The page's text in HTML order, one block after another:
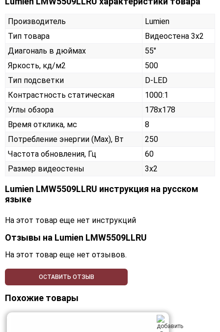
Производитель
Lumien
Тип товара
Видеостена 3х2
Диагональ в дюймах
55"
Яркость, кд/м2
500
Тип подсветки
D-LED
Контрастность статическая
1000:1
Углы обзора
178x178
Время отклика, мс
8
Потребление энергии (Max), Вт
250
Частота обновления, Гц
60
Размер видеостены
3x2
Lumien LMW5509LLRU инструкция на русском
языке
На этот товар еще нет инструкций
Отзывы на Lumien LMW5509LLRU
На этот товар еще нет отзывов.
ОСТАВИТЬ ОТЗЫВ
Похожие товары